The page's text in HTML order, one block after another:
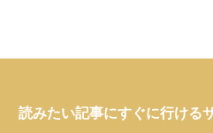
読みたい記事にすぐに行ける